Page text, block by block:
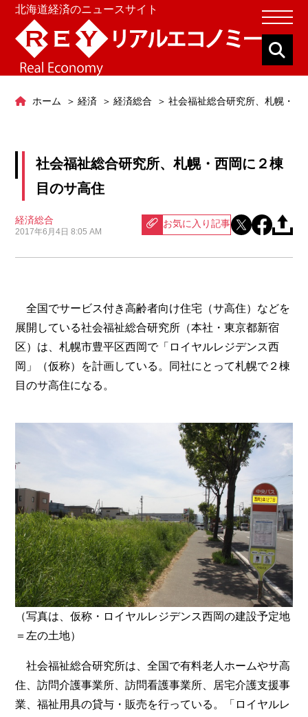
北海道経済のニュースサイト
ホーム 経済 経済総合 社会福祉総合研究所、札幌・西
社会福祉総合研究所、札幌・西岡に２棟
目のサ高住
経済総合
2017年6月4日 8:05 AM
お気に入り記事
全国でサービス付き高齢者向け住宅（サ高住）などを
展開している社会福祉総合研究所（本社・東京都新宿
区）は、札幌市豊平区西岡で「ロイヤルレジデンス西
岡」（仮称）を計画している。同社にとって札幌で２棟
目のサ高住になる。
（写真は、仮称・ロイヤルレジデンス西岡の建設予定地
＝左の土地）
社会福祉総合研究所は、全国で有料老人ホームやサ高
住、訪問介護事業所、訪問看護事業所、居宅介護支援事
業、福祉用具の貸与・販売を行っている。「ロイヤルレ